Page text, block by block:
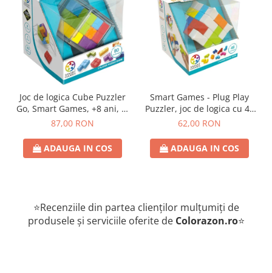
Joc de logica Cube Puzzler
Go, Smart Games, +8 ani, lb
romana
87,00 RON
ADAUGA IN COS
Smart Games - Plug Play
Puzzler, joc de logica cu 48
de provocari, 6+ ani, lb
62,00 RON
ADAUGA IN COS
⭐Recenziile din partea clienților mulțumiți de
produsele și serviciile oferite de Colorazon.ro⭐